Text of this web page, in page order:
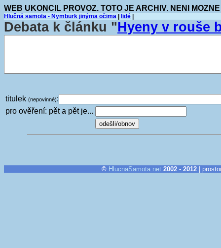
WEB UKONCIL PROVOZ. TOTO JE ARCHIV. NENI
Hlučná samota - Nymburk jinýma očima lidé
Debata k článku "Hyeny v rouše
titulek (nepovinné):
pro ověření: pět a pět je...
© HlucnaSamota.net 2002 - 2012 |